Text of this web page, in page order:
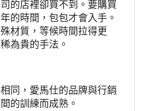
的店裡卻買不到。要購買
的時間，包包才會入手。
材質，等候時間拉得更
為貴的手法。
同，愛馬仕的品牌與行銷
的訓練而成熟。